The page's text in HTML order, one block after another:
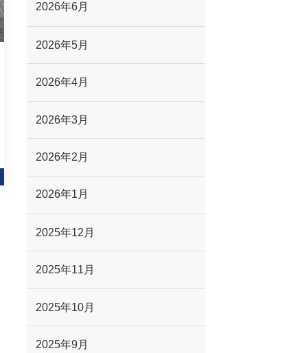
2026年6月
2026年5月
2026年4月
2026年3月
2026年2月
2026年1月
2025年12月
2025年11月
2025年10月
2025年9月